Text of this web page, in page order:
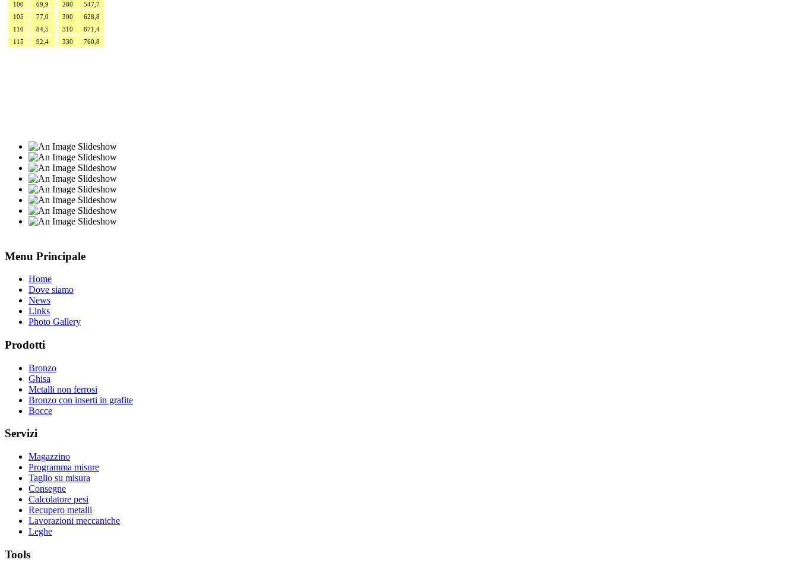
100
69,9
105
77,0
110
84,5
115
92,4
280
547,7
300
628,8
310
671,4
330
760,8
Menu Principale
Home
Dove siamo
News
Links
Photo Gallery
Prodotti
Bronzo
Ghisa
Metalli non ferrosi
Bronzo con inserti in grafite
Bocce
Servizi
Magazzino
Programma misure
Taglio su misura
Consegne
Calcolatore pesi
Recupero metalli
Lavorazioni meccaniche
Leghe
Tools